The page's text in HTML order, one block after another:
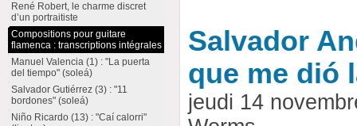
Salvador
que me dió
jeudi 14
René Robert, le charme discret
d’un portraitiste
Compositions pour guitare
flamenca : transcriptions intégrales
Manuel Valencia (1) : "La puerta
del tiempo" (soleá)
Salvador Gutiérrez (3) : "11
bordones" (soleá)
Niño Ricardo (13) : "Caí calorri"